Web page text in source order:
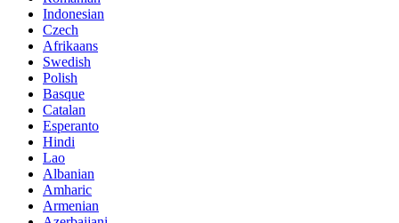
Indonesian
Czech
Afrikaans
Swedish
Polish
Basque
Catalan
Esperanto
Hindi
Lao
Albanian
Amharic
Armenian